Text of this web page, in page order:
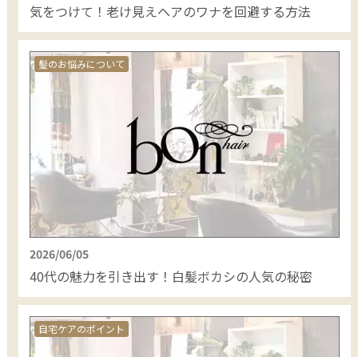
気をつけて！老け見えヘアのワナを回避する方法
髪のお悩みについて
2026/06/05
40代の魅力を引き出す！白髪ボカシの人気の秘密
自宅ケアのポイント